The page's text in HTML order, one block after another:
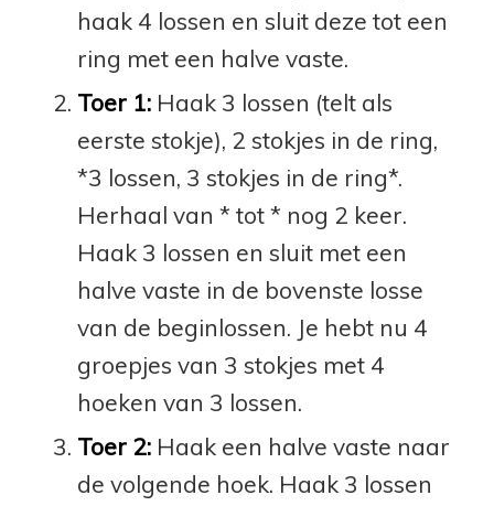
haak 4 lossen en sluit deze tot een
ring met een halve vaste.
Toer 1:Haak 3 lossen (telt als
eerste stokje), 2 stokjes in de ring,
*3 lossen, 3 stokjes in de ring*.
Herhaal van * tot * nog 2 keer.
Haak 3 lossen en sluit met een
halve vaste in de bovenste losse
van de beginlossen. Je hebt nu 4
groepjes van 3 stokjes met 4
hoeken van 3 lossen.
Toer 2:Haak een halve vaste naar
de volgende hoek. Haak 3 lossen